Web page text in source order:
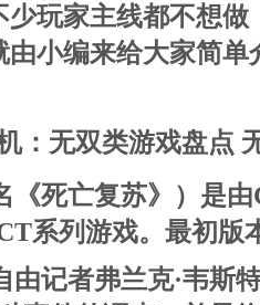
玩家主线都不想做
小编来给大家简单
《死亡复苏》）是由
系列游戏。最初版
由记者弗兰克·韦斯